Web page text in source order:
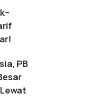
PB